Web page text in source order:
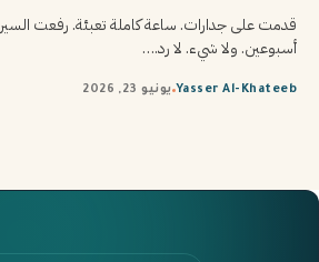
قدمت على جدارات. ساعة كاملة تعبئة. رفعت
أسبوعين. ولا شيء. لا رد.…
Yasser Al-Khateeb يونيو 23, 2026